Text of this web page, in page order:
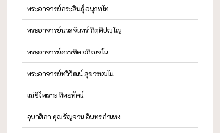
พระอาจารย์กระสินธุ์ อนุภทฺโท
พระอาจารย์นวลจันทร์ กิตฺติปญฺโญ
พระอาจารย์ครรชิต อกิญฺจโน
พระอาจารย์ทวีวัฒน์ สุขวฑฺฒโน
แม่ชีไพเราะ ทิพยทัศน์
อุบาสิกา คุณรัญจวน อินทรกำแหง